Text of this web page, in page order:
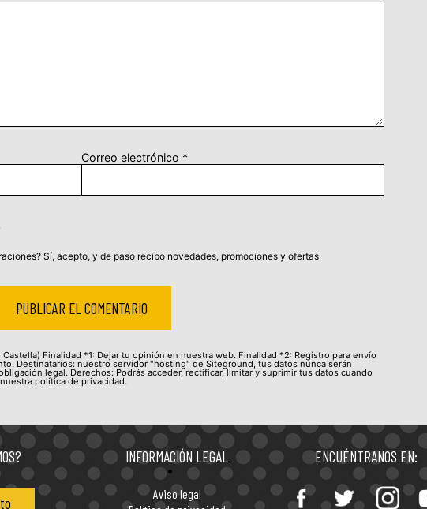
Correo electrónico *
Sí, acepto, y de paso recibo novedades, promociones y ofertas
Finalidad *1: Dejar tu opinión en nuestra web. Finalidad *2: Registro para envío
Destinatarios: nuestro servidor "hosting" de Siteground, tus datos nunca serán
legal. Derechos: Podrás acceder, rectificar, limitar y suprimir tus datos cuando
política de privacidad.
INFORMACIÓN LEGAL
Aviso legal
ENCUÉNTRANOS EN:
Entérate de todas las